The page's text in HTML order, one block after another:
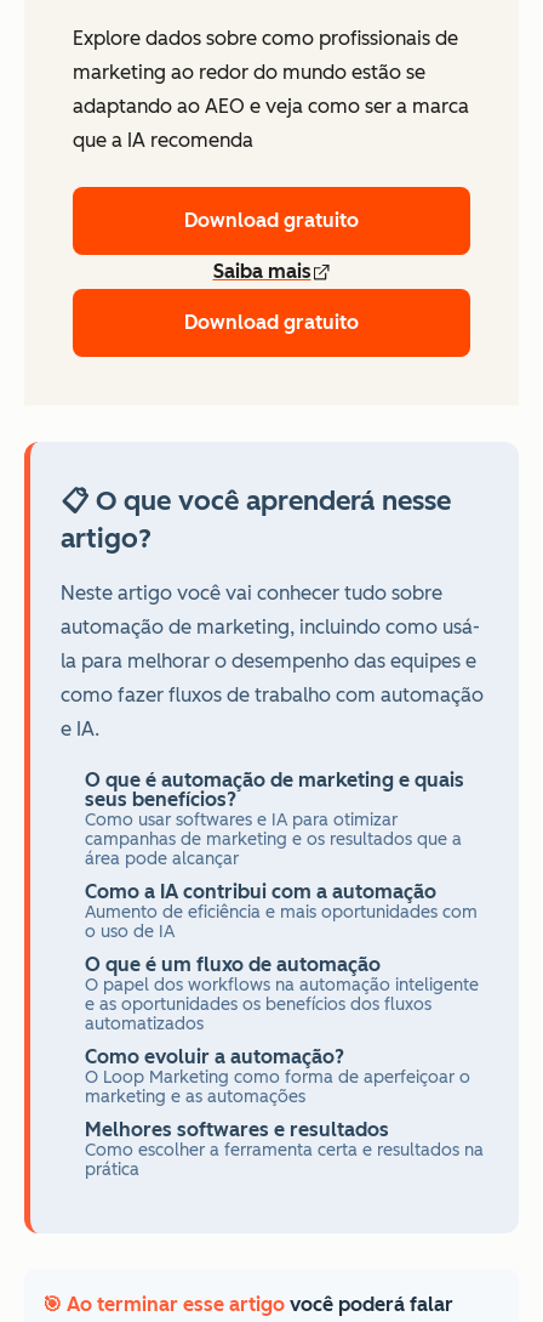
Explore dados sobre como profissionais de
marketing ao redor do mundo estão se
adaptando ao AEO e veja como ser a marca
que a IA recomenda
Download gratuito
Saiba mais
Download gratuito
📋 O que você aprenderá nesse
artigo?
Neste artigo você vai conhecer tudo sobre
automação de marketing, incluindo como usá-
la para melhorar o desempenho das equipes e
como fazer fluxos de trabalho com automação
e IA.
O que é automação de marketing e quais
seus benefícios?
Como usar softwares e IA para otimizar
campanhas de marketing e os resultados que a
área pode alcançar
Como a IA contribui com a automação
Aumento de eficiência e mais oportunidades com
o uso de IA
O que é um fluxo de automação
O papel dos workflows na automação inteligente
e as oportunidades os benefícios dos fluxos
automatizados
Como evoluir a automação?
O Loop Marketing como forma de aperfeiçoar o
marketing e as automações
Melhores softwares e resultados
Como escolher a ferramenta certa e resultados na
prática
🎯 Ao terminar esse artigo você poderá falar